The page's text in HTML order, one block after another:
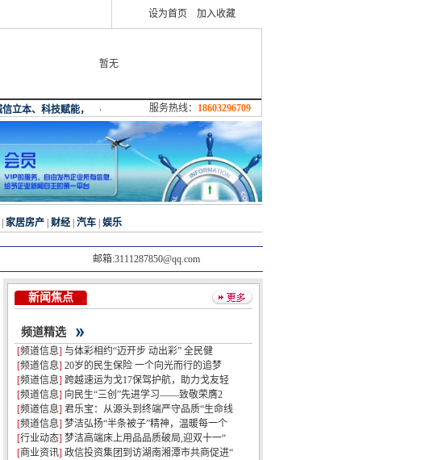
设为首页 加入收藏
暂无
服务热线： 18603296709
家居房产 财经 汽车 娱乐
邮箱:3111287850@qq.com
新闻焦点
频道精选
[频道信息] 与体彩相约“迈开步 动出彩” 全民健
[频道信息] 20岁的民生保险 一个向光而行的追梦
[频道信息] 跨越速运为戈17保驾护航，助力戈友轻
[频道信息] 向民生“三创”先进学习——致敬荣膺2
[频道信息] 君乐宝：从源头到终端严守品质“生命线
[频道信息] 梦洁弘扬“半条被子”精神，温暖每一个
[行业动态] 梦洁高端床上用品品质破局,迎双十一“
[商业资讯] 政信投资集团到访湖南湘潭市共商促进“